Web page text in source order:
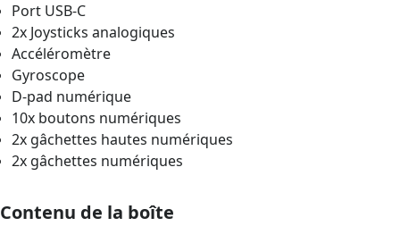
Port USB-C
2x Joysticks analogiques
Accéléromètre
Gyroscope
D-pad numérique
10x boutons numériques
2x gâchettes hautes numériques
2x gâchettes numériques
Contenu de la boîte